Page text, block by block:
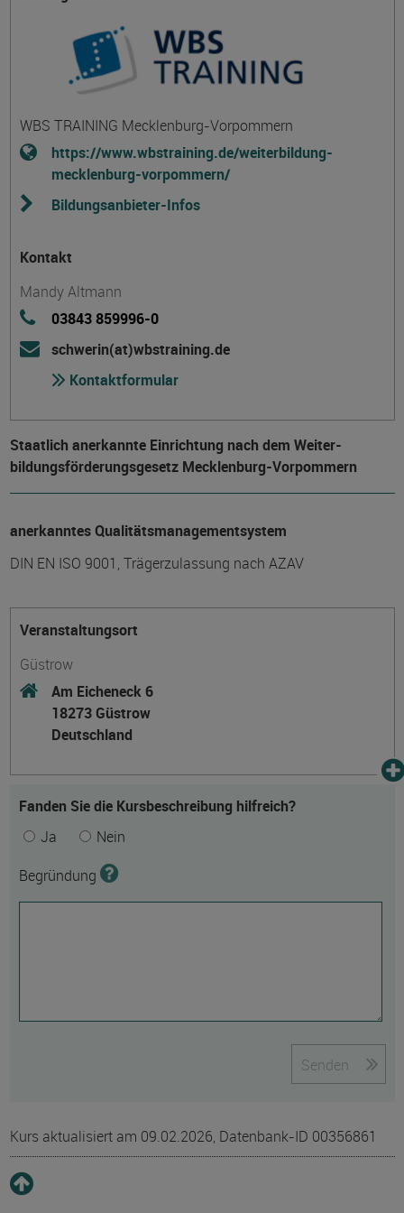
WBS TRAINING Mecklenburg-Vorpommern
https://www.wbstraining.de/weiterbildung-
mecklenburg-vorpommern/
Bildungsanbieter-Infos
Kontakt
Mandy Altmann
03843 859996-0
schwerin(at)wbstraining.de
Kontaktformular
Staatlich anerkannte Einrichtung nach dem Weiter­
bildungs­förderungs­gesetz Mecklenburg-Vorpommern
anerkanntes Qualitätsmanagementsystem
DIN EN ISO 9001, Trägerzulassung nach AZAV
Veranstaltungsort
Güstrow
Am Eicheneck 6
18273 Güstrow
Deutschland
Fanden Sie die Kursbeschreibung hilfreich?
Ja
Nein
Begründung
Senden
Kurs aktualisiert am 09.02.2026, Datenbank-ID 00356861